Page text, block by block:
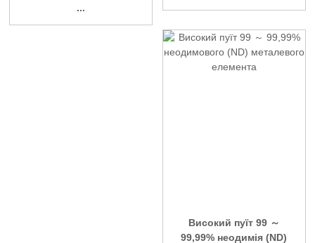
...
Високий пуїт 99 ～
99,99% неодимія (ND)